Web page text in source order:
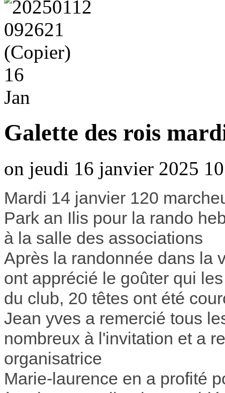
16
Jan
Galette des rois
on jeudi 16 janvier 2025
Mardi 14 janvier 120
Park an Ilis pour la rando
à la salle des associations
Après la randonnée dans la
ont apprécié le goûter qui
du club, 20 têtes ont été
Jean yves a remercié tous
nombreux à l'invitation et a
organisatrice
Marie-laurence en a profité